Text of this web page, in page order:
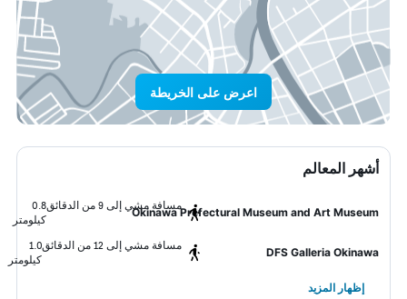
اعرض على الخريطة
أشهر المعالم
Okinawa Prefectural Museum and Art Museum
مسافة مشي إلى 9 من الدقائق
0.8
كيلومتر
DFS Galleria Okinawa
مسافة مشي إلى 12 من الدقائق
1.0
كيلومتر
إظهار المزيد